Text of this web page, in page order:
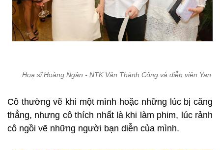
Hoạ sĩ Hoàng Ngân - NTK Văn Thành Công và diễn viên Yan
Cô thường vẽ khi một mình hoặc những lúc bị căng
thẳng, nhưng cô thích nhất là khi làm phim, lúc rảnh
cô ngồi vẽ những người bạn diễn của mình.